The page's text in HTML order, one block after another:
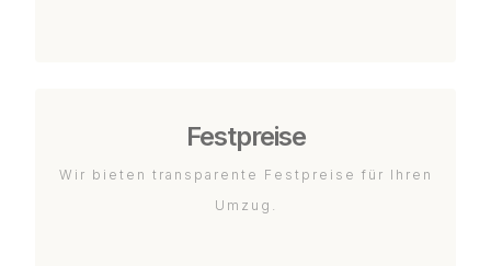
Festpreise
Wir bieten transparente Festpreise für Ihren
Umzug.